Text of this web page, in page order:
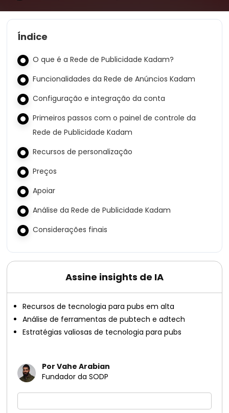
Índice
O que é a Rede de Publicidade Kadam?
Funcionalidades da Rede de Anúncios Kadam
Configuração e integração da conta
Primeiros passos com o painel de controle da
Rede de Publicidade Kadam
Recursos de personalização
Preços
Apoiar
Análise da Rede de Publicidade Kadam
Considerações finais
Assine insights de IA
Recursos de tecnologia para pubs em alta
Análise de ferramentas de pubtech e adtech
Estratégias valiosas de tecnologia para pubs
Por Vahe Arabian
Fundador da SODP